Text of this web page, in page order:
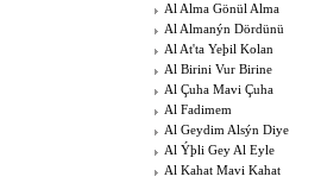
Al Alma Gönül Alma
Al Almanýn Dördünü
Al At'ta Yeþil Kolan
Al Birini Vur Birine
Al Çuha Mavi Çuha
Al Fadimem
Al Geydim Alsýn Diye
Al Ýþli Gey Al Eyle
Al Kahat Mavi Kahat